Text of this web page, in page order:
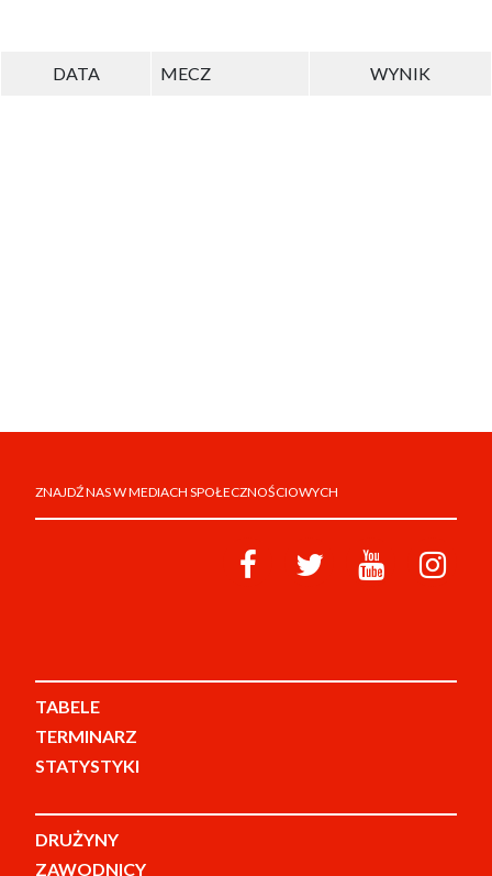
DATA MECZ WYNIK
ZNAJDŹ NAS W MEDIACH SPOŁECZNOŚCIOWYCH
TABELE
TERMINARZ
STATYSTYKI
DRUŻYNY
ZAWODNICY